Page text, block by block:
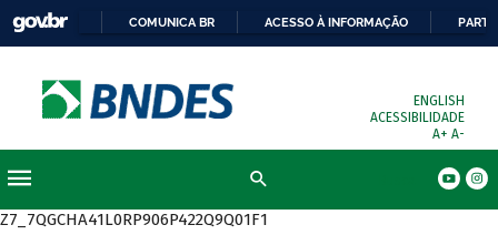
COMUNICA BR ACESSO À INFORMAÇÃO
ENGLISH
ACESSIBILIDADE
A+ A-
Z7_7QGCHA41L0RP906P422Q9Q01F1